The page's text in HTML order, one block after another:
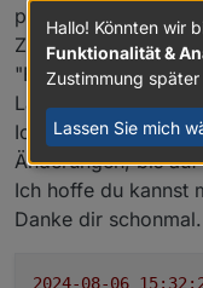
problemlos.
Zu sehen ist das in
"Batterie Leistung".
Ladeleistung.
Ich verwende die
Änderungen, bis auf
Ich hoffe du kannst
Danke dir schonmal.
2024-08-06
Hallo! Könnten wir
Funktionalität &
Zustimmung
Lassen Sie mich